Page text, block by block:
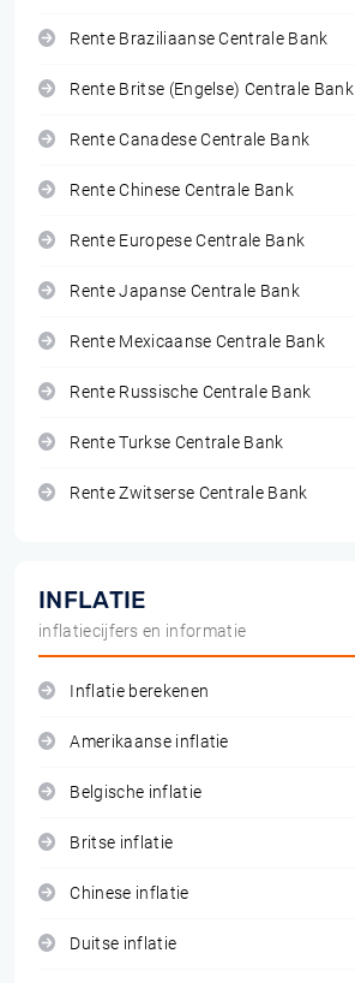
Rente Braziliaanse Centrale Bank
Rente Britse (Engelse) Centrale Bank
Rente Canadese Centrale Bank
Rente Chinese Centrale Bank
Rente Europese Centrale Bank
Rente Japanse Centrale Bank
Rente Mexicaanse Centrale Bank
Rente Russische Centrale Bank
Rente Turkse Centrale Bank
Rente Zwitserse Centrale Bank
INFLATIE
inflatiecijfers en informatie
Inflatie berekenen
Amerikaanse inflatie
Belgische inflatie
Britse inflatie
Chinese inflatie
Duitse inflatie